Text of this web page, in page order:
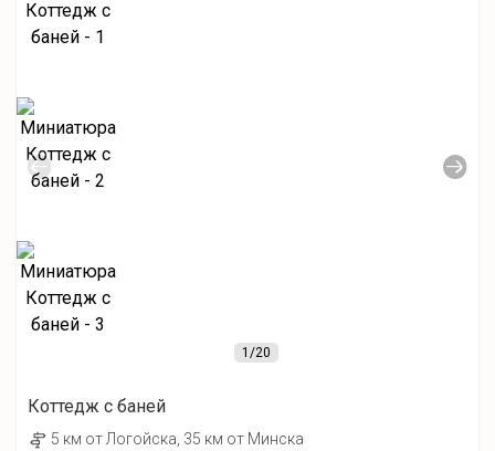
1/20
Коттедж с баней
5 км от Лoгойcка, 35 км от Минска